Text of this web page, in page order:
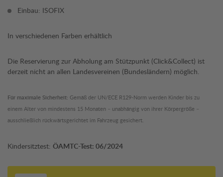
Einbau: ISOFIX
In verschiedenen Farben erhältlich
Die Reservierung zur Abholung am Stützpunkt (Click&Collect) ist
derzeit nicht an allen Landesvereinen (Bundesländern) möglich.
Für maximale Sicherheit: Gemäß der UN/ECE R129-Norm werden Kinder bis zu
einem Alter von mindestens 15 Monaten – unabhängig von ihrer Körpergröße –
ausschließlich rückwärtsgerichtet im Fahrzeug gesichert.
Kindersitztest: ÖAMTC-Test: 06/2024